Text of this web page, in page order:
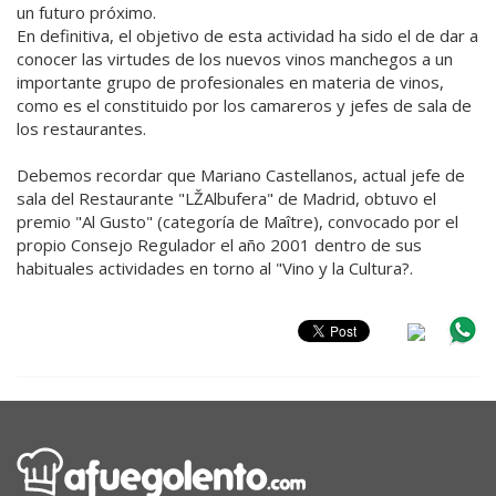
un futuro próximo.
En definitiva, el objetivo de esta actividad ha sido el de dar a
conocer las virtudes de los nuevos vinos manchegos a un
importante grupo de profesionales en materia de vinos,
como es el constituido por los camareros y jefes de sala de
los restaurantes.
Debemos recordar que Mariano Castellanos, actual jefe de
sala del Restaurante "LŽAlbufera" de Madrid, obtuvo el
premio "Al Gusto" (categoría de Maître), convocado por el
propio Consejo Regulador el año 2001 dentro de sus
habituales actividades en torno al "Vino y la Cultura?.